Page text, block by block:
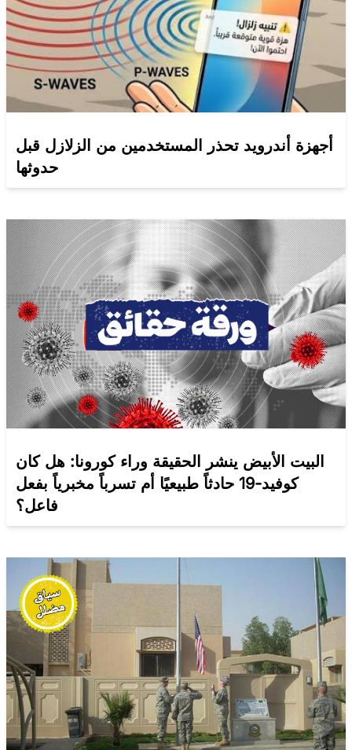
أجهزة أندرويد تحذر المستخدمين من الزلازل قبل
حدوثها
البيت الأبيض ينشر الحقيقة وراء كورونا: هل كان
كوفيد-19 حادثاً طبيعيًا أم تسرباً مخبرياً بفعل
فاعل؟